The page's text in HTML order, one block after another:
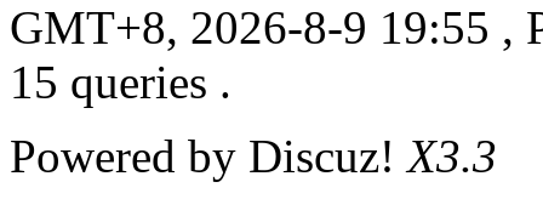
GMT+8, 2026-8-9 19:55 ,
15 queries .
Powered by Discuz!X3.3